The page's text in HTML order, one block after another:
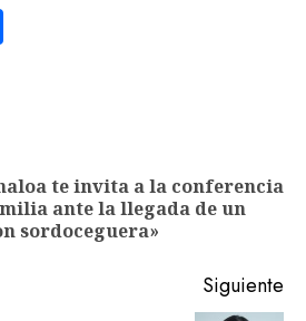
te invita a la conferencia
ante la llegada de un
sordoceguera»
Siguiente